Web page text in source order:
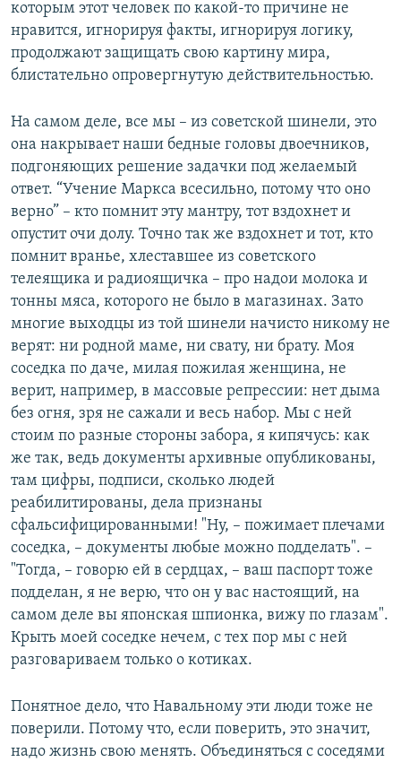
которым этот человек по какой-то причине не
нравится, игнорируя факты, игнорируя логику,
продолжают защищать свою картину мира,
блистательно опровергнутую действительностью.
На самом деле, все мы – из советской шинели, это
она накрывает наши бедные головы двоечников,
подгоняющих решение задачки под желаемый
ответ. “Учение Маркса всесильно, потому что оно
верно” – кто помнит эту мантру, тот вздохнет и
опустит очи долу. Точно так же вздохнет и тот, кто
помнит вранье, хлеставшее из советского
телеящика и радиоящичка – про надои молока и
тонны мяса, которого не было в магазинах. Зато
многие выходцы из той шинели начисто никому не
верят: ни родной маме, ни свату, ни брату. Моя
соседка по даче, милая пожилая женщина, не
верит, например, в массовые репрессии: нет дыма
без огня, зря не сажали и весь набор. Мы с ней
стоим по разные стороны забора, я кипячусь: как
же так, ведь документы архивные опубликованы,
там цифры, подписи, сколько людей
реабилитированы, дела признаны
сфальсифицированными! "Ну, – пожимает плечами
соседка, – документы любые можно подделать". –
"Тогда, – говорю ей в сердцах, – ваш паспорт тоже
подделан, я не верю, что он у вас настоящий, на
самом деле вы японская шпионка, вижу по глазам".
Крыть моей соседке нечем, с тех пор мы с ней
разговариваем только о котиках.
Понятное дело, что Навальному эти люди тоже не
поверили. Потому что, если поверить, это значит,
надо жизнь свою менять. Объединяться с соседями